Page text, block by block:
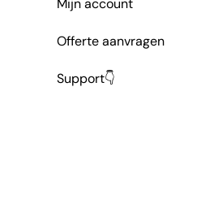
Mijn account
Offerte aanvragen
Support👇